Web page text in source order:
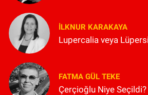
İLKNUR KARAKAYA
Lupercalia veya
FATMA GÜL TEKE
Çerçioğlu Niye Seçildi?